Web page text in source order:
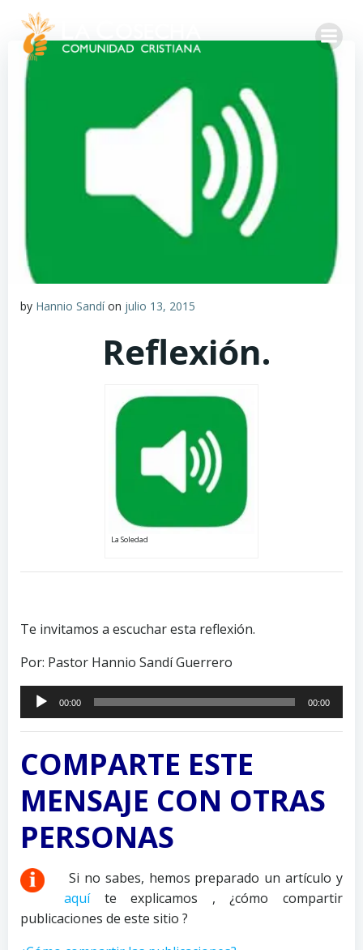
by Hannio Sandí on julio 13, 2015
Reflexión.
La Soledad
Te invitamos a escuchar esta reflexión.
Por: Pastor Hannio Sandí Guerrero
Reproductor
de
audio
00:00 00:00
COMPARTE ESTE
MENSAJE CON OTRAS
PERSONAS
Si no sabes, hemos preparado un artículo y
aquíte explicamos , ¿cómo compartir
publicaciones de este sitio ?